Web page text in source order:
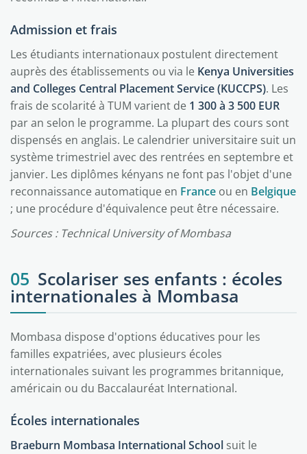
Admission et frais
Les étudiants internationaux postulent directement
auprès des établissements ou via le Kenya Universities
and Colleges Central Placement Service (KUCCPS). Les
frais de scolarité à TUM varient de 1 300 à 3 500 EUR
par an selon le programme. La plupart des cours sont
dispensés en anglais. Le calendrier universitaire suit un
système trimestriel avec des rentrées en septembre et
janvier. Les diplômes kényans ne font pas l'objet d'une
reconnaissance automatique en France ou en Belgique
; une procédure d'équivalence peut être nécessaire.
Sources : Technical University of Mombasa
05 Scolariser ses enfants : écoles
internationales à Mombasa
Mombasa dispose d'options éducatives pour les
familles expatriées, avec plusieurs écoles
internationales suivant les programmes britannique,
américain ou du Baccalauréat International.
Écoles internationales
Braeburn Mombasa International School suit le